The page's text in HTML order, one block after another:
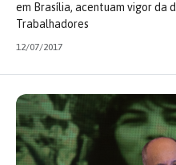
em Brasília, acentuam vigor da
Trabalhadores
12/07/2017